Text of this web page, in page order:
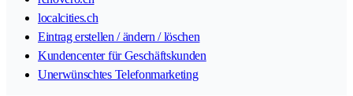
localcities.ch
Eintrag erstellen / ändern / löschen
Kundencenter für Geschäftskunden
Unerwünschtes Telefonmarketing